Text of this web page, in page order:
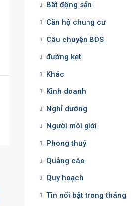
Bất động sản
Căn hộ chung cư
Câu chuyện BDS
đường kẹt
Khác
Kinh doanh
Nghỉ dưỡng
Người môi giới
Phong thuỷ
Quảng cáo
Quy hoạch
Tin nổi bật trong tháng